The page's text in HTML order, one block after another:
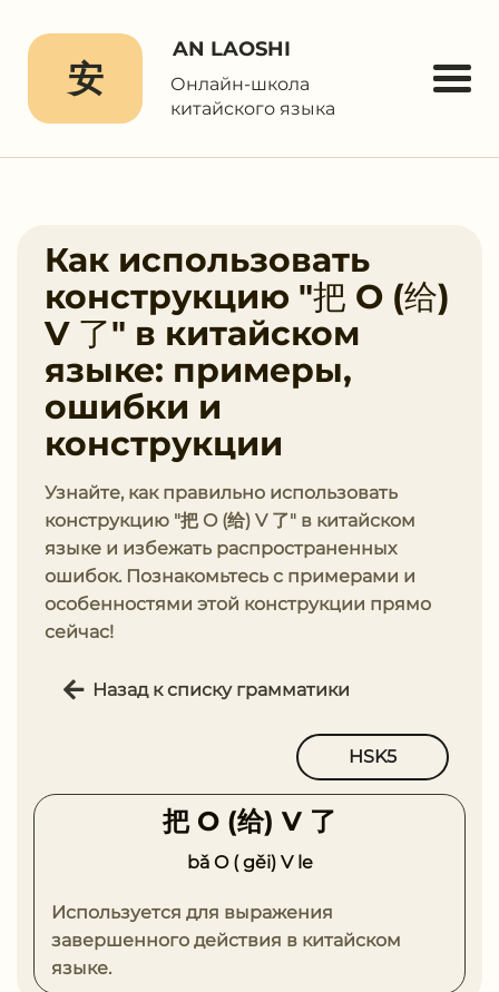
安
AN LAOSHI
Онлайн-школа
китайского языка
Как использовать
конструкцию "把 O (给)
V 了" в китайском
языке: примеры,
ошибки и
конструкции
Узнайте, как правильно использовать
конструкцию "把 O (给) V 了" в китайском
языке и избежать распространенных
ошибок. Познакомьтесь с примерами и
особенностями этой конструкции прямо
сейчас!
Назад к списку грамматики
HSK5
把 O (给) V 了
bǎ O ( gěi) V le
Используется для выражения
завершенного действия в китайском
языке.